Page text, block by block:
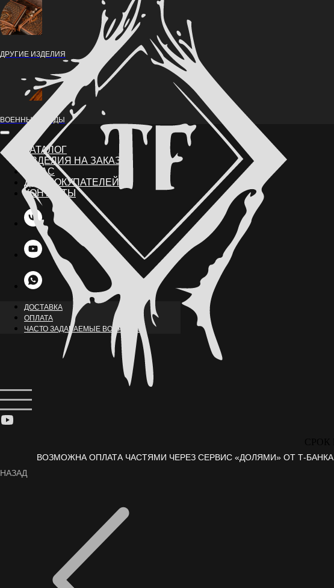
ВОЗМОЖНА ОПЛАТА ЧАСТЯМИ ЧЕРЕЗ СЕРВИС «ДОЛЯМИ» ОТ Т-БАНКА
ДРУГИЕ ИЗДЕЛИЯ
ВОЕННЫЕ НАРДЫ
КАТАЛОГ
ИЗДЕЛИЯ НА ЗАКАЗ
О НАС
ДЛЯ ПОКУПАТЕЛЕЙ
КОНТАКТЫ
ДОСТАВКА
ОПЛАТА
ЧАСТО ЗАДАВАЕМЫЕ ВОПРОСЫ
НАЗАД